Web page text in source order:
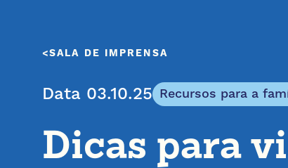
SALA DE IMPRENSA
Data 03.10.25 Recursos para a
Dicas para